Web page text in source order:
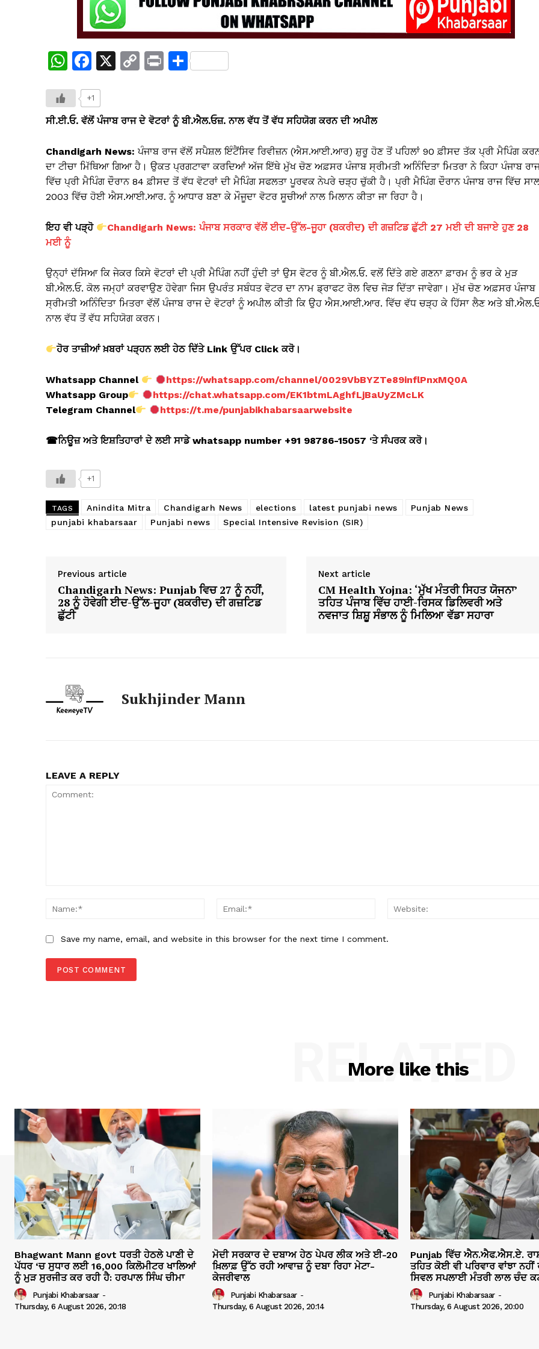
W
at
s
p
p
F
c
e
o
o
k
X
C
y
n
k
Pr S
e
+1
ਸੀ.ਈ.ਓ. ਵੱਲੋਂ ਪੰਜਾਬ ਰਾਜ ਦੇ ਵੋਟਰਾਂ ਨੂੰ ਬੀ.ਐਲ.ਓਜ਼. ਨਾਲ ਵੱਧ ਤੋਂ ਵੱਧ ਸਹਿਯੋਗ ਕਰਨ ਦੀ ਅਪੀਲ
Chandigarh News:ਪੰਜਾਬ ਰਾਜ ਵੱਲੋਂ ਸਪੈਸ਼ਲ ਇੰਟੈਂਸਿਵ ਰਿਵੀਜ਼ਨ (ਐਸ.ਆਈ.ਆਰ) ਸ਼ੁਰੂ ਹੋਣ ਤੋਂ ਪਹਿਲਾਂ 90 ਫ਼ੀਸਦ ਤੱਕ ਪ੍ਰੀ ਮੈਪਿੰਗ
ਦਾ ਟੀਚਾ ਮਿੱਥਿਆ ਗਿਆ ਹੈ। ਉਕਤ ਪ੍ਰਗਟਾਵਾ ਕਰਦਿਆਂ ਅੱਜ ਇੱਥੇ ਮੁੱਖ ਚੋਣ ਅਫ਼ਸਰ ਪੰਜਾਬ ਸ੍ਰੀਮਤੀ ਅਨਿੰਦਿਤਾ ਮਿਤਰਾ ਨੇ ਕਿਹਾ ਪੰਜਾਬ
ਵਿੱਚ ਪ੍ਰੀ ਮੈਪਿੰਗ ਦੌਰਾਨ 84 ਫ਼ੀਸਦ ਤੋਂ ਵੱਧ ਵੋਟਰਾਂ ਦੀ ਮੈਪਿੰਗ ਸਫਲਤਾ ਪੂਰਵਕ ਨੇਪਰੇ ਚੜ੍ਹ ਚੁੱਕੀ ਹੈ। ਪ੍ਰੀ ਮੈਪਿੰਗ ਦੌਰਾਨ ਪੰਜਾਬ ਰਾਜ ਵਿੱਚ
2003 ਵਿੱਚ ਹੋਈ ਐਸ.ਆਈ.ਆਰ. ਨੂੰ ਆਧਾਰ ਬਣਾ ਕੇ ਮੌਜੂਦਾ ਵੋਟਰ ਸੂਚੀਆਂ ਨਾਲ ਮਿਲਾਨ ਕੀਤਾ ਜਾ ਰਿਹਾ ਹੈ।
ਇਹ ਵੀ ਪੜ੍ਹੋ
Chandigarh News: ਪੰਜਾਬ ਸਰਕਾਰ ਵੱਲੋਂ ਈਦ-ਉੱਲ-ਜੂਹਾ (ਬਕਰੀਦ) ਦੀ ਗਜ਼ਟਿਡ ਛੁੱਟੀ 27 ਮਈ ਦੀ ਬਜਾਏ ਹੁਣ 28
ਮਈ ਨੂੰ
ਉਨ੍ਹਾਂ ਦੱਸਿਆ ਕਿ ਜੇਕਰ ਕਿਸੇ ਵੋਟਰਾਂ ਦੀ ਪ੍ਰੀ ਮੈਪਿੰਗ ਨਹੀਂ ਹੁੰਦੀ ਤਾਂ ਉਸ ਵੋਟਰ ਨੂੰ ਬੀ.ਐਲ.ਓ. ਵਲੋਂ ਦਿੱਤੇ ਗਏ ਗਣਨਾ ਫ਼ਾਰਮ ਨੂੰ ਭਰ ਕੇ ਮੁੜ
ਬੀ.ਐਲ.ਓ. ਕੋਲ ਜਮ੍ਹਾਂ ਕਰਵਾਉਣ ਹੋਵੇਗਾ ਜਿਸ ਉਪਰੰਤ ਸਬੰਧਤ ਵੋਟਰ ਦਾ ਨਾਮ ਡ੍ਰਾਫਟ ਰੋਲ ਵਿਚ ਜੋੜ ਦਿੱਤਾ ਜਾਵੇਗਾ। ਮੁੱਖ ਚੋਣ ਅਫ਼ਸਰ ਪੰਜਾਬ
ਸ੍ਰੀਮਤੀ ਅਨਿੰਦਿਤਾ ਮਿਤਰਾ ਵੱਲੋਂ ਪੰਜਾਬ ਰਾਜ ਦੇ ਵੋਟਰਾਂ ਨੂੰ ਅਪੀਲ ਕੀਤੀ ਕਿ ਉਹ ਐਸ.ਆਈ.ਆਰ. ਵਿੱਚ ਵੱਧ ਚੜ੍ਹ ਕੇ ਹਿੱਸਾ ਲੈਣ ਅਤੇ
ਨਾਲ ਵੱਧ ਤੋਂ ਵੱਧ ਸਹਿਯੋਗ ਕਰਨ।
ਹੋਰ ਤਾਜ਼ੀਆਂ ਖ਼ਬਰਾਂ ਪੜ੍ਹਨ ਲਈ ਹੇਠ ਦਿੱਤੇ Link ਉੱਪਰ Click ਕਰੋ।
Whatsapp Channel
https://whatsapp.com/channel/0029VbBYZTe89inflPnxMQ0A
Whatsapp Group
https://chat.whatsapp.com/EK1btmLAghfLjBaUyZMcLK
Telegram Channel
https://t.me/punjabikhabarsaarwebsite
☎ਨਿਊਜ਼ ਅਤੇ ਇਸ਼ਤਿਹਾਰਾਂ ਦੇ ਲਈ ਸਾਡੇ whatsapp number +91 98786-15057 ‘ਤੇ ਸੰਪਰਕ ਕਰੋ।
+1
TAGS Anindita Mitra Chandigarh News elections latest punjabi news
Punjab News
punjabi khabarsaar
Punjabi news Special Intensive Revision (SIR)
Previous article
Chandigarh News: Punjab ਵਿਚ 27 ਨੂੰ ਨਹੀਂ,
28 ਨੂੰ ਹੋਵੇਗੀ ਈਦ-ਉੱਲ-ਜੂਹਾ (ਬਕਰੀਦ) ਦੀ ਗਜ਼ਟਿਡ
ਛੁੱਟੀ
Next article
CM Health Yojna: ‘ਮੁੱਖ ਮੰਤਰੀ ਸਿਹਤ ਯੋਜਨਾ’
ਤਹਿਤ ਪੰਜਾਬ ਵਿੱਚ ਹਾਈ-ਰਿਸਕ ਡਿਲਿਵਰੀ ਅਤੇ
ਨਵਜਾਤ ਸ਼ਿਸ਼ੂ ਸੰਭਾਲ ਨੂੰ ਮਿਲਿਆ ਵੱਡਾ ਸਹਾਰਾ
Sukhjinder Mann
LEAVE A REPLY
Name:*
Email:*
Save my name, email, and website in this browser for the next time I comment.
More like this
RELATED
Bhagwant Mann govt ਧਰਤੀ ਹੇਠਲੇ ਪਾਣੀ ਦੇ
ਪੱਧਰ ‘ਚ ਸੁਧਾਰ ਲਈ 16,000 ਕਿਲੋਮੀਟਰ ਖਾਲਿਆਂ
ਨੂੰ ਮੁੜ ਸੁਰਜੀਤ ਕਰ ਰਹੀ ਹੈ: ਹਰਪਾਲ ਸਿੰਘ ਚੀਮਾ
Punjabi Khabarsaar -
Thursday, 6 August 2026, 20:18
ਮੋਦੀ ਸਰਕਾਰ ਦੇ ਦਬਾਅ ਹੇਠ ਪੇਪਰ ਲੀਕ ਅਤੇ ਈ-20
ਖ਼ਿਲਾਫ਼ ਉੱਠ ਰਹੀ ਆਵਾਜ਼ ਨੂੰ ਦਬਾ ਰਿਹਾ ਮੇਟਾ-
ਕੇਜਰੀਵਾਲ
Punjabi Khabarsaar -
Thursday, 6 August 2026, 20:14
Punjab ਵਿੱਚ ਐਨ.ਐਫ.ਐਸ.ਏ.
ਤਹਿਤ ਕੋਈ ਵੀ ਪਰਿਵਾਰ ਵਾਂਝਾ
ਸਿਵਲ ਸਪਲਾਈ ਮੰਤਰੀ ਲਾਲ ਚੰਦ
Punjabi Khabarsaar -
Thursday, 6 August 2026, 20:00